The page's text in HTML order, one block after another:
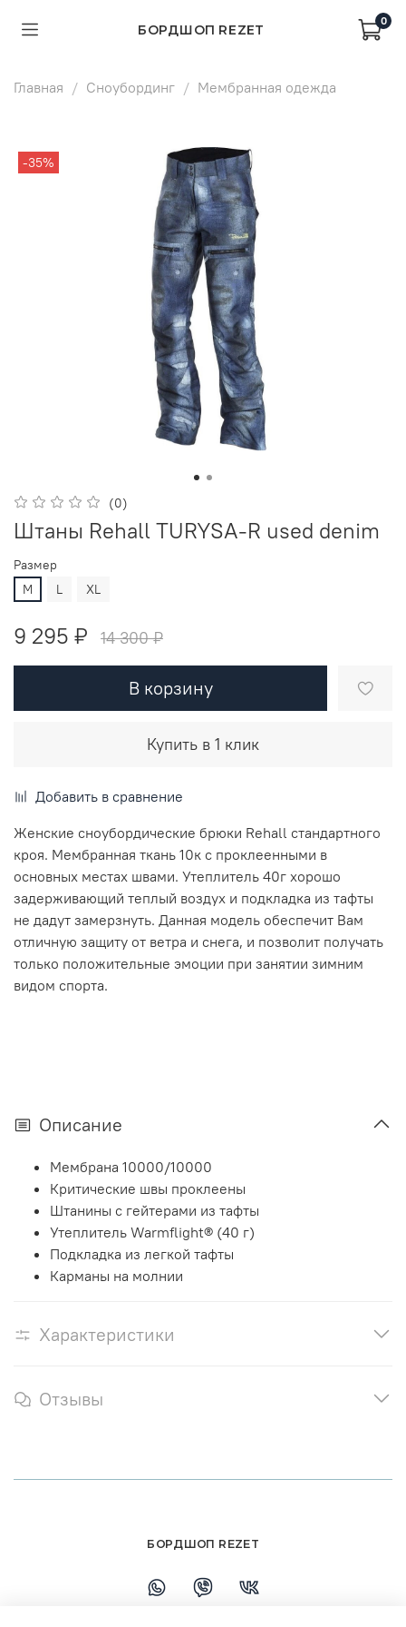
БОРДШОП REZET
0
Главная Сноубординг Мембранная одежда
-35%
(0)
Штаны Rehall TURYSA-R used denim
Размер
M
L XL
9 295 ₽ 14 300 ₽
В корзину
Купить в 1 клик
Добавить в сравнение
Женские сноубордические брюки Rehall стандартного
кроя. Мембранная ткань 10к с проклеенными в
основных местах швами. Утеплитель 40г хорошо
задерживающий теплый воздух и подкладка из тафты
не дадут замерзнуть. Данная модель обеспечит Вам
отличную защиту от ветра и снега, и позволит получать
только положительные эмоции при занятии зимним
видом спорта.
Описание
Мембрана 10000/10000
Критические швы проклеены
Штанины с гейтерами из тафты
Утеплитель Warmflight® (40 г)
Подкладка из легкой тафты
Карманы на молнии
Характеристики
Отзывы
БОРДШОП REZET